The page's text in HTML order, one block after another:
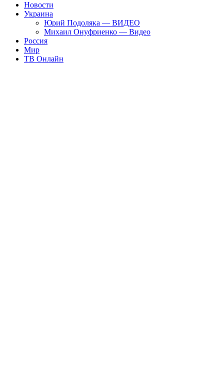
Новости
Украина
Юрий Подоляка — ВИДЕО
Михаил Онуфриенко — Видео
Россия
Мир
ТВ Онлайн